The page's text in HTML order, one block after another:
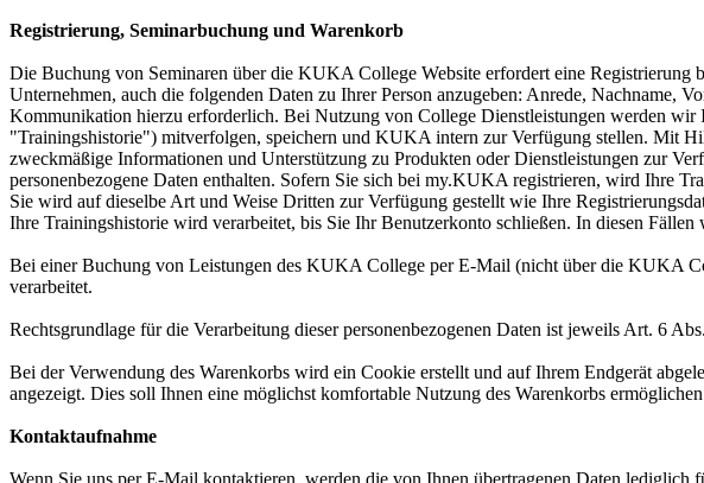
Registrierung, Seminarbuchung und Warenkorb
Die Buchung von Seminaren über die KUKA College Website erfordert eine Registrierung
Unternehmen, auch die folgenden Daten zu Ihrer Person anzugeben: Anrede, Nachname,
Kommunikation hierzu erforderlich. Bei Nutzung von College Dienstleistungen werden wir
"Trainingshistorie") mitverfolgen, speichern und KUKA intern zur Verfügung stellen. Mit
zweckmäßige Informationen und Unterstützung zu Produkten oder Dienstleistungen zur
personenbezogene Daten enthalten. Sofern Sie sich bei my.KUKA registrieren, wird Ihre
Sie wird auf dieselbe Art und Weise Dritten zur Verfügung gestellt wie Ihre
Ihre Trainingshistorie wird verarbeitet, bis Sie Ihr Benutzerkonto schließen. In diesen
Bei einer Buchung von Leistungen des KUKA College per E-Mail (nicht über die KUKA
verarbeitet.
Rechtsgrundlage für die Verarbeitung dieser personenbezogenen Daten ist jeweils Art. 6
Bei der Verwendung des Warenkorbs wird ein Cookie erstellt und auf Ihrem Endgerät
angezeigt. Dies soll Ihnen eine möglichst komfortable Nutzung des Warenkorbs
Kontaktaufnahme